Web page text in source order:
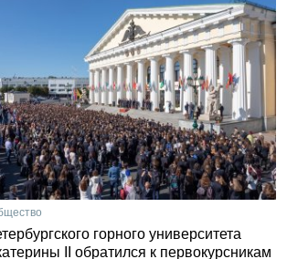
горного университета
II обратился к первокурсникам